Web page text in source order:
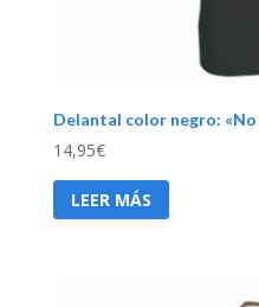
Delantal color negro:
14,95€
LEER MÁS